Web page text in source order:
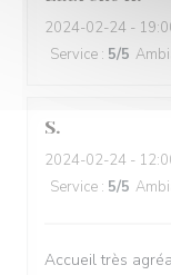
2024-02-24 -
Service : 5/5
S
2024-02-24 -
Service : 5/5
Accueil très